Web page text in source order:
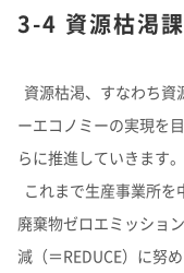
3-4 資源枯渇
資源枯渇、すなわち資
ーエコノミーの実現を
らに推進していきます。
これまで生産事業所
廃棄物ゼロエミッショ
減（＝REDUCE）に努